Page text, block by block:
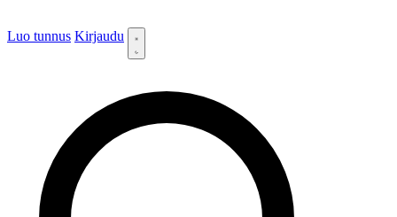
Luo tunnus Kirjaudu